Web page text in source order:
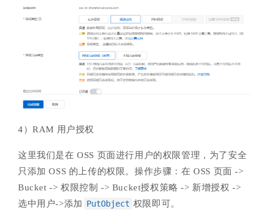
4）RAM 用户授权
这里我们是在 OSS 页面进行用户的权限管理，为了安全
只添加 OSS 的上传的权限。操作步骤：在 OSS 页面 ->
Bucket -> 权限控制 -> Bucket授权策略 -> 新增授权 ->
选中用户->添加 PutObject 权限即可。